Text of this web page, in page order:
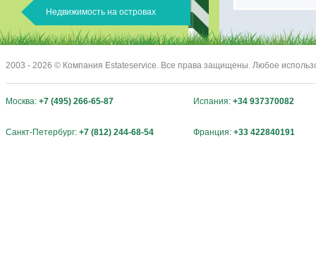
Недвижимость на островах
2003 - 2026 © Компания Estateservice. Все права защищены. Любое
Москва: +7 (495) 266-65-87 Испания: +34 937370082
Санкт-Петербург: +7 (812) 244-68-54 Франция: +33 422840191